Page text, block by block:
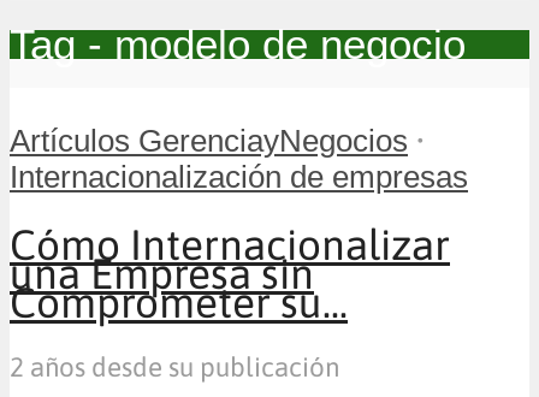
Tag - modelo de negocio
Artículos GerenciayNegocios •
Internacionalización de empresas
Cómo Internacionalizar
una Empresa sin
Comprometer su...
2 años desde su publicación